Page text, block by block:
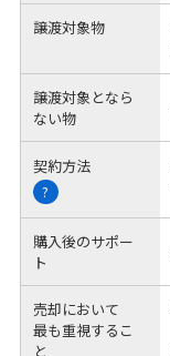
譲渡対象物
譲渡対象となら
ない物
契約方法
?
購入後のサポー
ト
売却において
最も重視するこ
と